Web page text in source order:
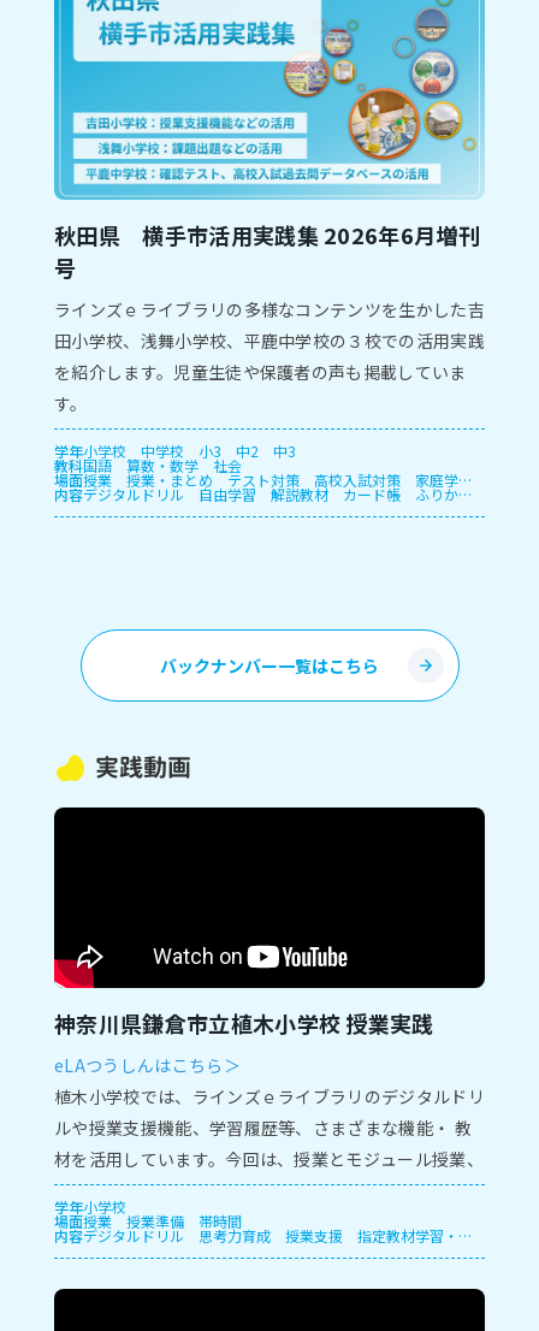
秋田県 横手市活用実践集 2026年6月増刊
号
ラインズｅライブラリの多様なコンテンツを生かした吉
田小学校、浅舞小学校、平鹿中学校の３校での活用実践
を紹介します。児童生徒や保護者の声も掲載していま
す。
学年小学校 中学校 小3 中2 中3
教科国語 算数・数学 社会
場面授業 授業・まとめ テスト対策 高校入試対策 家庭学
習・宿題 長期休暇
内容デジタルドリル 自由学習 解説教材 カード帳 ふりかえ
り プリント 授業支援 確認テスト 自動個別課題
教材学習・一斉学習
バックナンバー一覧はこちら
実践動画
神奈川県鎌倉市立植木小学校 授業実践
eLAつうしんはこちら＞
植⽊⼩学校では、ラインズｅライブラリのデジタルドリ
ルや授業⽀援機能、学習履歴等、さまざまな機能・ 教
材を活⽤しています。今回は、授業とモジュール授業、
保護者⾯談での実践をご紹介します。
学年小学校
場面授業 授業準備 帯時間
内容デジタルドリル 思考力育成 授業支援 指定教材学習・一
斉学習